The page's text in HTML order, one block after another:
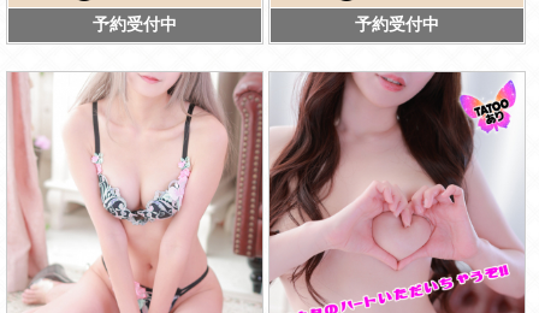
予約受付中
予約受付中